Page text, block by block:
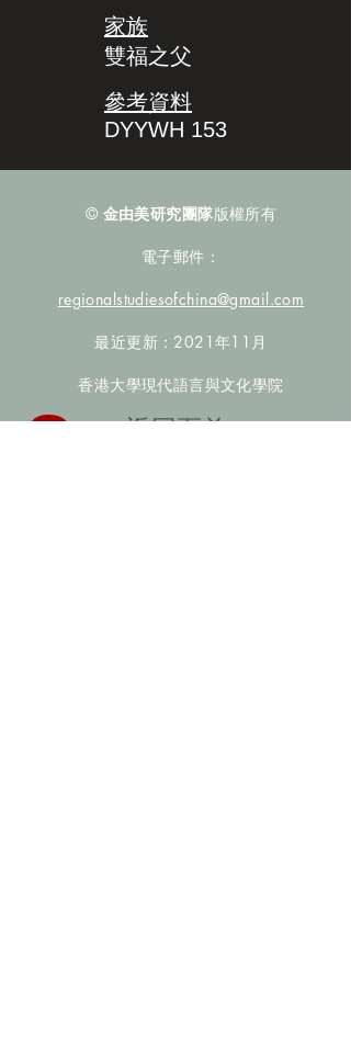
家族
雙福之父
參考資料
DYYWH 153
© 金由美研究團隊版權所有
電子郵件：
regionalstudiesofchina@gmail.com
最近更新：2021年11月
香港大學現代語言與文化學院
​返回頁首